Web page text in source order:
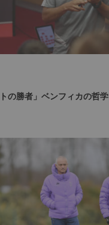
の勝者」ベンフィカの哲学